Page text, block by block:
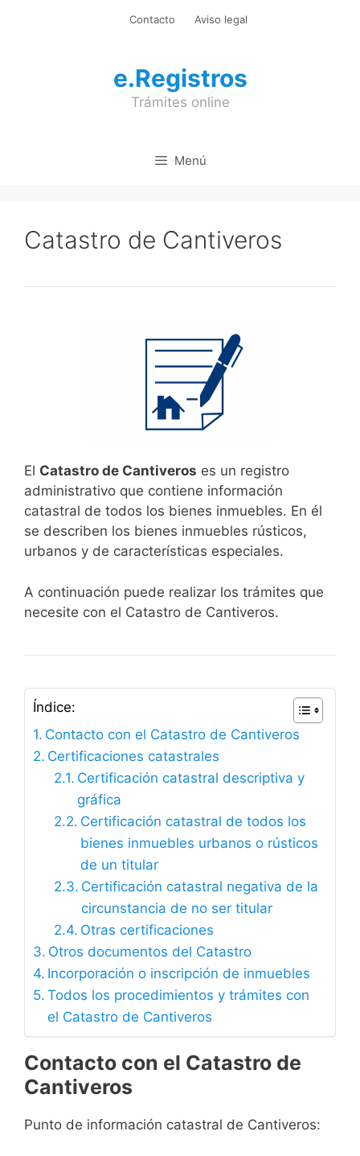
Contacto Aviso legal
e.Registros
Trámites online
Menú
Catastro de Cantiveros
El Catastro de Cantiveros es un registro
administrativo que contiene información
catastral de todos los bienes inmuebles. En él
se describen los bienes inmuebles rústicos,
urbanos y de características especiales.
A continuación puede realizar los trámites que
necesite con el Catastro de Cantiveros.
Índice:
Contacto con el Catastro de Cantiveros
Certificaciones catastrales
Certificación catastral descriptiva y
gráfica
Certificación catastral de todos los
bienes inmuebles urbanos o rústicos
de un titular
Certificación catastral negativa de la
circunstancia de no ser titular
Otras certificaciones
Otros documentos del Catastro
Incorporación o inscripción de inmuebles
Todos los procedimientos y trámites con
el Catastro de Cantiveros
Contacto con el Catastro de
Cantiveros
Punto de información catastral de Cantiveros: